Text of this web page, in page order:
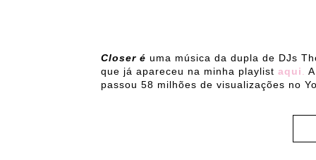
Closer é uma música da dupla de DJs
que já apareceu na minha playlist aqui
passou 58 milhões de visualizações no